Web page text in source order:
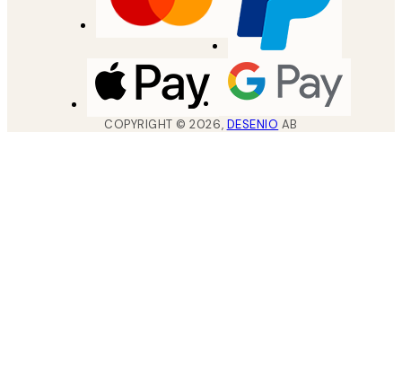
COPYRIGHT ©2026, DESENIO AB